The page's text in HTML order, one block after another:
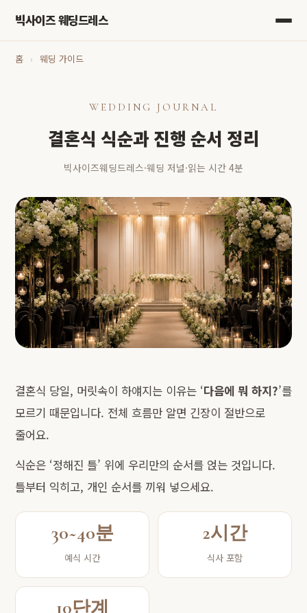
빅사이즈 웨딩드레스
홈 › 웨딩 가이드
WEDDING JOURNAL
결혼식 식순과 진행 순서 정리
빅사이즈웨딩드레스·웨딩 저널·읽는 시간 4분
결혼식 당일, 머릿속이 하얘지는 이유는 ‘다음에 뭐 하지?’를
모르기 때문입니다. 전체 흐름만 알면 긴장이 절반으로
줄어요.
식순은 ‘정해진 틀’ 위에 우리만의 순서를 얹는 것입니다.
틀부터 익히고, 개인 순서를 끼워 넣으세요.
30~40분
예식 시간
2시간
식사 포함
10단계